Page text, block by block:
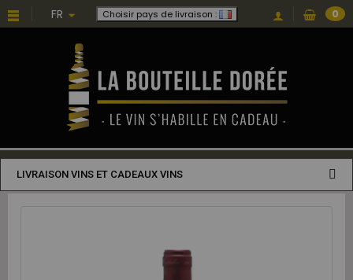
FR Choisir pays de livraison : 0
LIVRAISON VINS ET CADEAUX VINS